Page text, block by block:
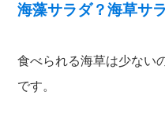
海藻サラダ？海草サ
食べられる海草は少ない
です。